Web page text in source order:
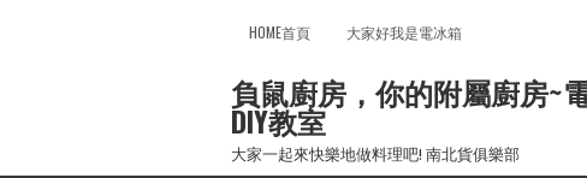
HOME首頁 大家好我是電冰箱
負鼠廚房，你的附屬廚房~
DIY教室
大家一起來快樂地做料理吧! 南北貨俱樂部